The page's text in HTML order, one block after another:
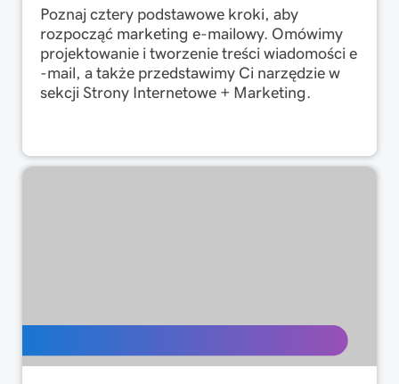
Poznaj cztery podstawowe kroki, aby
rozpocząć marketing e-mailowy. Omówimy
projektowanie i tworzenie treści wiadomości e
-mail, a także przedstawimy Ci narzędzie w
sekcji Strony Internetowe + Marketing.